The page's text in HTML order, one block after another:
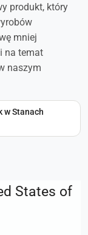
produkt, który
mniej
na temat
naszym
w Stanach
States of